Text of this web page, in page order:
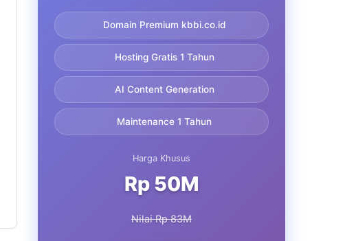
Domain Premium kbbi.co.id
Hosting Gratis 1 Tahun
AI Content Generation
Maintenance 1 Tahun
Harga Khusus
Rp 50M
Nilai Rp 83M